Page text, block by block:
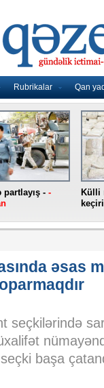
Rubrikalar Qan
Lemarı transfer
-
əsas
başa